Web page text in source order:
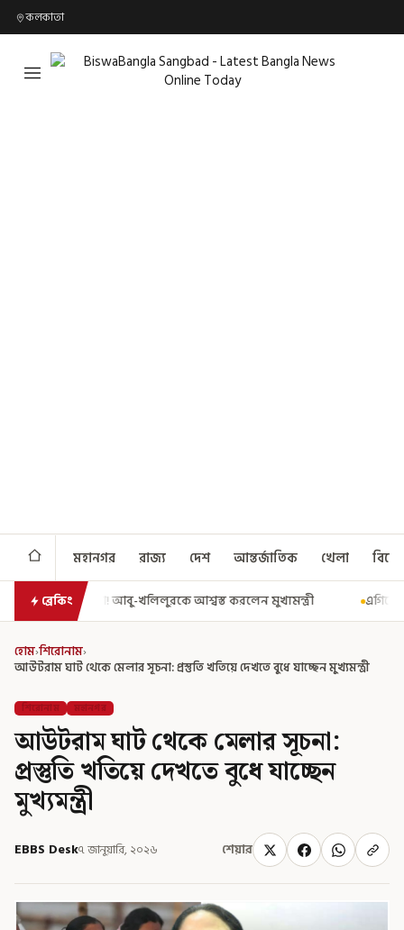
কলকাতা
মহানগর রাজ্য দেশ আন্তর্জাতিক খেলা
ব্রেকিং
আশ্বস্ত করলেন মুখ্যমন্ত্রী এগিয়ে গেল আরও একধাপ, সপ্তম পে
হোম›শিরোনাম›
আউটরাম ঘাট থেকে মেলার সূচনা: প্রস্তুতি খতিয়ে দেখতে বুধে যাচ্ছেন মুখ্যমন্ত্রী
শিরোনাম মহানগর
আউটরাম ঘাট থেকে মেলার সূচনা:
প্রস্তুতি খতিয়ে দেখতে বুধে যাচ্ছেন
মুখ্যমন্ত্রী
EBBS Desk৭ জানুয়ারি, ২০২৬ শেয়ার